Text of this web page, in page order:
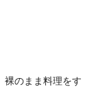
裸のまま料理をす